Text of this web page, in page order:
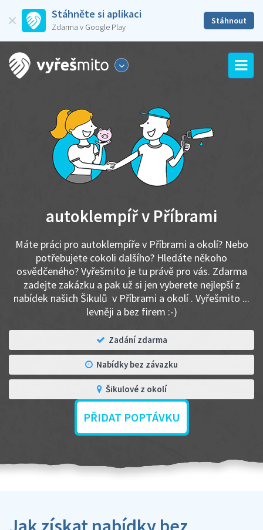
Stáhněte si aplikaci
Zdarma v Google Play
Stáhnout
autoklempíř v Příbrami
Máte práci pro autoklempíře v Příbrami a okolí? Nebo
potřebujete cokoli dalšího? Hledáte někoho
osvědčeného? Vyřešmito je tu právě pro vás. Zdarma
zadejte zakázku a pak už si jen vyberete nejlepší z
nabídek našich Šikulů v Příbrami a okolí . Vyřešmito ...
levněji a bez firem :-)
Zadání zdarma
Nabídky bez závazku
Šikulové z okolí
PŘIDAT POPTÁVKU